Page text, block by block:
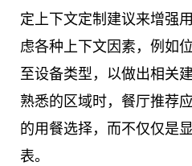
定上下文定制建议来增强
虑各种上下文因素，例如
至设备类型，以做出相关
熟悉的区域时，餐厅推荐
的用餐选择，而不仅仅是
表。